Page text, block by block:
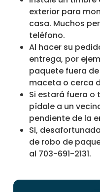
exterior para
casa. Muchos
teléfono.
Al hacer su
entrega, por
paquete fuera
maceta o cerca
Si estará fuera
pídale a un
pendiente de la
Si,
de robo de
al 703-691-2131.